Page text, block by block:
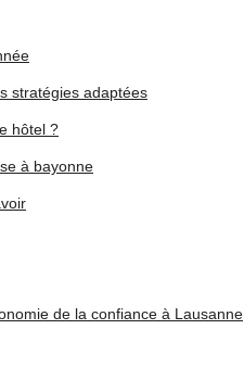
stratégies adaptées
hôtel ?
à bayonne
de la confiance à Lausanne